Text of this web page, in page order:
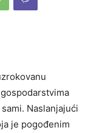
Naslanjajući
je pogođenim